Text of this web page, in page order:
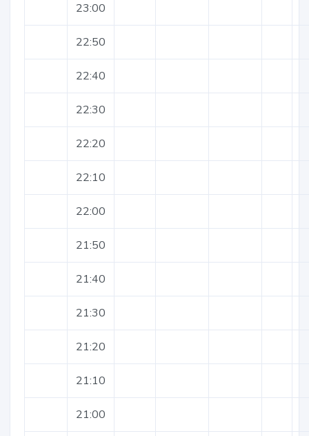
23:00
22:50
22:40
22:30
22:20
22:10
22:00
21:50
21:40
21:30
21:20
21:10
21:00